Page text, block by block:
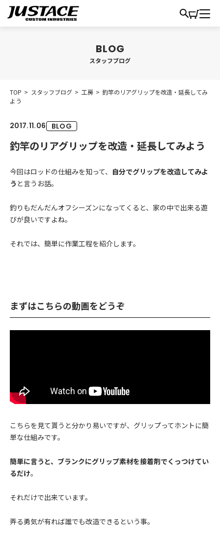
スタッフブログ
TOP > スタッフブログ > 工房 > 釣竿のリアグリップを改造・延長してみ
よう
2017.11.06 BLOG
釣竿のリアグリップを改造・延長してみよう
今回はロッドの仕組みを知って、 自分でグリップを改造してみよ
う と言うお話。
釣りもだんだんオフシーズンになってくると、家の中で出来る遊
びが良いですよね。
それでは、簡単に作業工程を紹介します。
まずはこちらの動画をどうぞ
こちらを見て貰うと分かり易いですが、グリップってホントに簡
単な仕組みです。
簡単に言うと、ブランクにグリップ素材を接着剤でくっつけてい
るだけ。
それだけで出来ています。
弄る勇気が有れば誰でも改造できるという事。